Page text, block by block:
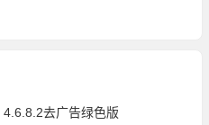
去广告绿色版